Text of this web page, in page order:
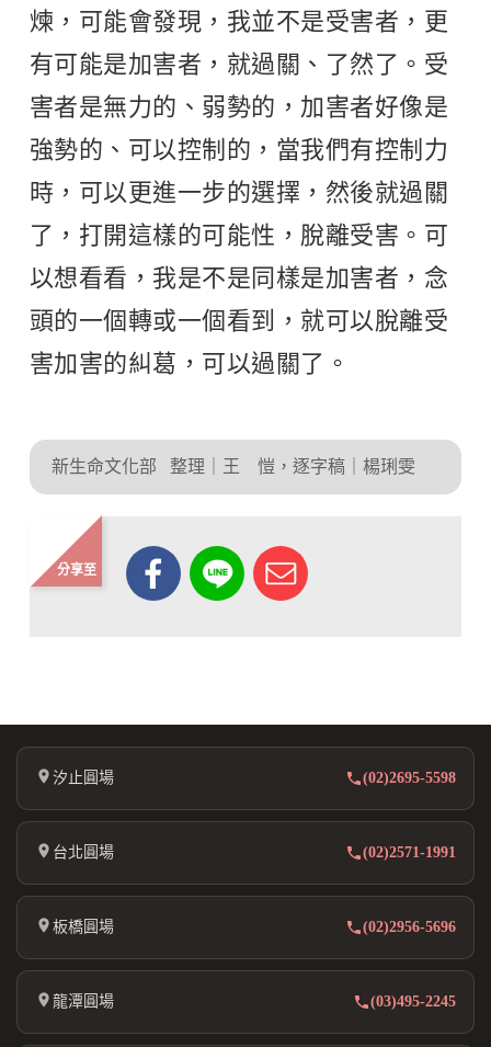
煉，可能會發現，我並不是受害者，更
有可能是加害者，就過關、了然了。受
害者是無力的、弱勢的，加害者好像是
強勢的、可以控制的，當我們有控制力
時，可以更進一步的選擇，然後就過關
了，打開這樣的可能性，脫離受害。可
以想看看，我是不是同樣是加害者，念
頭的一個轉或一個看到，就可以脫離受
害加害的糾葛，可以過關了。
新生命文化部 整理｜王 愷，逐字稿｜楊琍雯
分享至
汐止圓場 (02)2695-5598
台北圓場 (02)2571-1991
板橋圓場 (02)2956-5696
龍潭圓場 (03)495-2245